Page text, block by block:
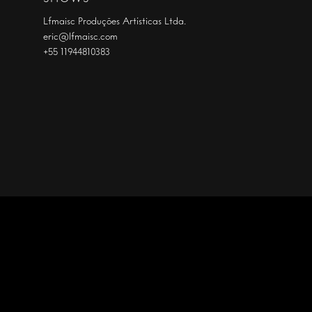
Lfmaisc Produções Artísticas Ltda.
eric@lfmaisc.com
+55 11944810383